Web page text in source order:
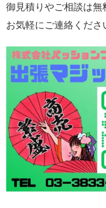
御見積りやご相談は無
お気軽にご連絡くださ